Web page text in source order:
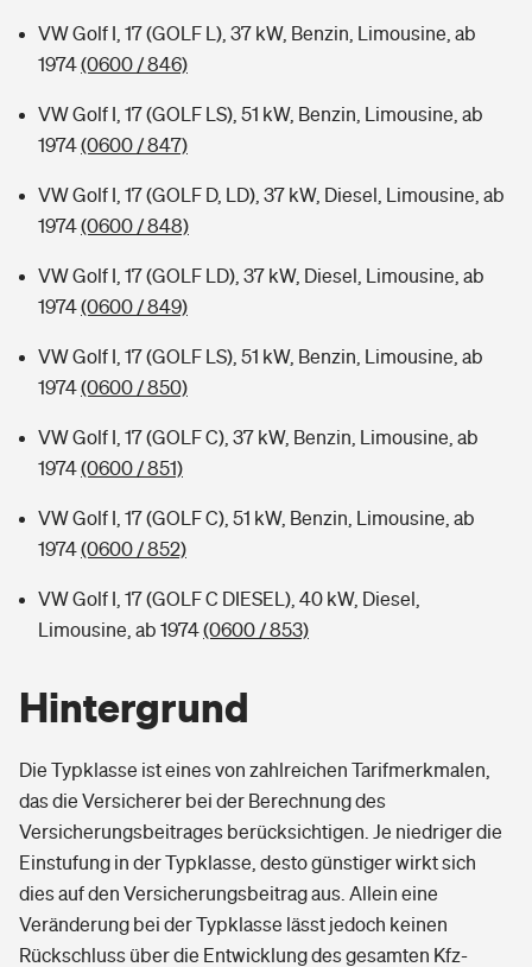
VW Golf I, 17 (GOLF L), 37 kW, Benzin, Limousine, ab
1974(0600 / 846)
VW Golf I, 17 (GOLF LS), 51 kW, Benzin, Limousine, ab
1974(0600 / 847)
VW Golf I, 17 (GOLF D, LD), 37 kW, Diesel, Limousine, ab
1974(0600 / 848)
VW Golf I, 17 (GOLF LD), 37 kW, Diesel, Limousine, ab
1974(0600 / 849)
VW Golf I, 17 (GOLF LS), 51 kW, Benzin, Limousine, ab
1974(0600 / 850)
VW Golf I, 17 (GOLF C), 37 kW, Benzin, Limousine, ab
1974(0600 / 851)
VW Golf I, 17 (GOLF C), 51 kW, Benzin, Limousine, ab
1974(0600 / 852)
VW Golf I, 17 (GOLF C DIESEL), 40 kW, Diesel,
Limousine, ab 1974(0600 / 853)
Hintergrund
Die Typklasse ist eines von zahlreichen Tarifmerkmalen,
das die Versicherer bei der Berechnung des
Versicherungsbeitrages berücksichtigen. Je niedriger die
Einstufung in der Typklasse, desto günstiger wirkt sich
dies auf den Versicherungsbeitrag aus. Allein eine
Veränderung bei der Typklasse lässt jedoch keinen
Rückschluss über die Entwicklung des gesamten Kfz-